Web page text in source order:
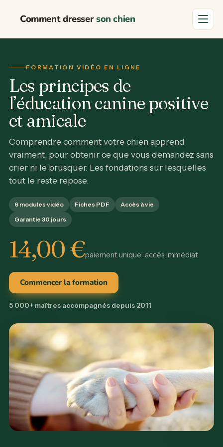
Comment dresserson chien Menu
FORMATION VIDÉO EN LIGNE
Les principes de
l’éducation canine positive
et amicale
Comprendre comment votre chien apprend
vraiment, pour obtenir ce que vous demandez sans
crier ni le brusquer. Les fondations sur lesquelles
tout le reste repose.
6 modules vidéo Fiches PDF
Accès à vie
Garantie 30 jours
14,00€paiement unique · accès immédiat
Commencer la formation
5 000+ maîtres accompagnés depuis 2011